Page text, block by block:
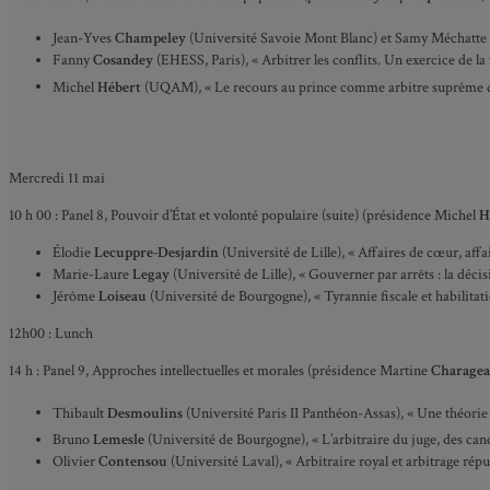
Jean-YvesChampeley (Université Savoie Mont Blanc) et Samy
FannyCosandey (EHESS, Paris), « Arbitrer les conflits. Un exercice de
MichelHébert (UQAM), « Le recours au prince comme arbitre
Mercredi 11 mai
10 h 00 : Panel 8, Pouvoir d’État et volonté populaire (suite) (présidence Michel
ÉlodieLecuppre-Desjardin (Université de Lille), « Affaires de cœur,
Marie-LaureLegay (Université de Lille), « Gouverner par arrêts : la
JérômeLoiseau (Université de Bourgogne), « Tyrannie fiscale et
12h00 : Lunch
14 h : Panel 9, Approches intellectuelles et morales (présidence Martine
ThibaultDesmoulins (Université Paris II Panthéon-Assas), « Une
BrunoLemesle (Université de Bourgogne), « L’arbitraire du juge, des
OlivierContensou (Université Laval), « Arbitraire royal et arbitrage